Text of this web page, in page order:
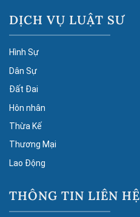
DỊCH VỤ LUẬT SƯ
Hình Sự
Dân Sự
Đất Đai
Hôn nhân
Thừa Kế
Thương Mại
Lao Động
THÔNG TIN LIÊN HỆ